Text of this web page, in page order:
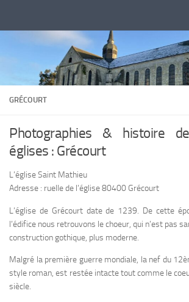
GRÉCOURT
Photographies & histoire
églises : Grécourt
L’église Saint Mathieu
Adresse : ruelle de l’église 80400 Grécourt
L’église de Grécourt date de 1239. De cette
l’édifice nous retrouvons le choeur, qui n’est pas
construction gothique, plus moderne.
Malgré la première guerre mondiale, la nef du
style roman, est restée intacte tout comme le
siècle.